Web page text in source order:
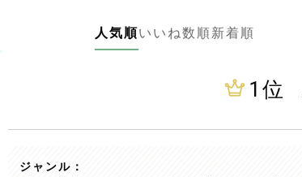
人気順いいね数順新着順
1 位
ジャンル：